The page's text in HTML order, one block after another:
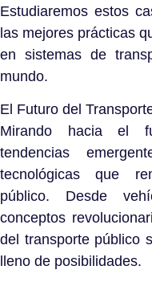
Estudiaremos estos
las mejores prácticas
en sistemas de
mundo.
El Futuro del
Mirando hacia el
tendencias
tecnológicas que
público. Desde
conceptos
del transporte público
lleno de posibilidades.